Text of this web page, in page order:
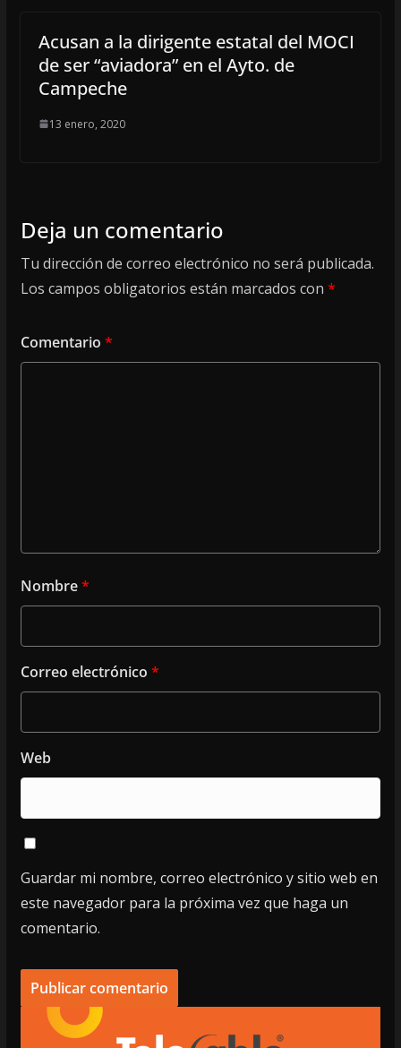
Acusan a la dirigente estatal del MOCI
de ser “aviadora” en el Ayto. de
Campeche
13 enero, 2020
Deja un comentario
Tu dirección de correo electrónico no será publicada.
Los campos obligatorios están marcados con *
Comentario *
Nombre*
Correo electrónico *
Web
Guardar mi nombre, correo electrónico y sitio web en
este navegador para la próxima vez que haga un
comentario.